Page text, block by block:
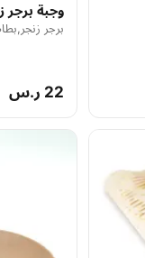
وجبة برجر
برجر
22 ر.س